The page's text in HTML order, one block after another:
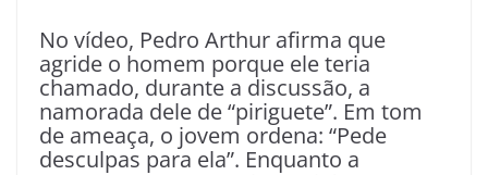
No vídeo, Pedro Arthur afirma que
agride o homem porque ele teria
chamado, durante a discussão, a
namorada dele de “piriguete”. Em tom
de ameaça, o jovem ordena: “Pede
desculpas para ela”. Enquanto a